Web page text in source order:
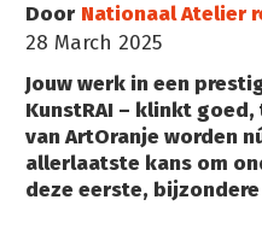
Door Nationaal Atelier
28 March 2025
Jouw werk in een
KunstRAI – klinkt goed,
van ArtOranje worden
allerlaatste kans om
deze eerste,